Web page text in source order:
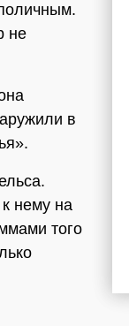
не
в
нему на
того